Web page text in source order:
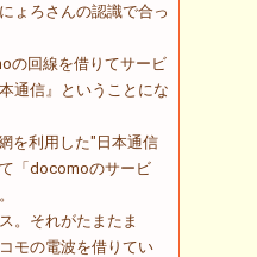
ょろさんの認識で合っ
の回線を借りてサービ
通信』ということにな
を利用した"日本通信
「docomoのサービ
。それがたまたま
モの電波を借りてい